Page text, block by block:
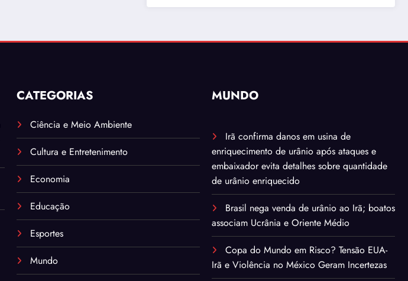
CATEGORIAS
Ciência e Meio Ambiente
Cultura e Entretenimento
Economia
Educação
Esportes
Mundo
MUNDO
Irã confirma danos em usina de
enriquecimento de urânio após ataques e
embaixador evita detalhes sobre quantidade
de urânio enriquecido
Brasil nega venda de urânio ao Irã; boatos
associam Ucrânia e Oriente Médio
Copa do Mundo em Risco? Tensão EUA-
Irã e Violência no México Geram Incertezas